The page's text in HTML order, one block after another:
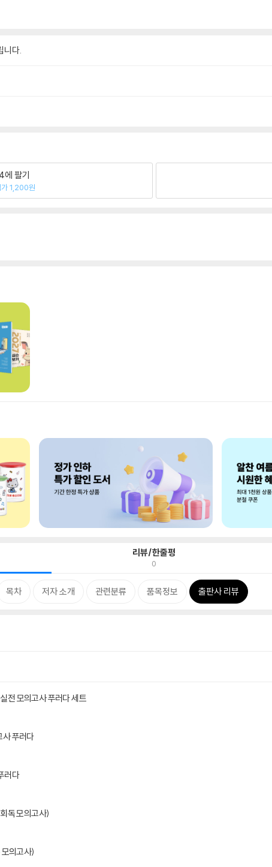
니다.
에 팔기
가 1,200원
리뷰/한줄평
0
목차 저자 소개 관련분류 품목정보 출판사 리뷰
전 모의고사 푸러다 세트
푸러다
러다
독 모의고사)
의고사)